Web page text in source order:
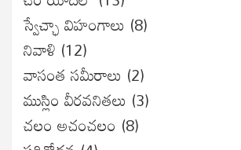
స్వేచ్ఛా విహంగాలు (8)
నివాళి (12)
వాసంత సమీరాలు (2)
ముస్లిం వీరవనితలు (3)
చలం అచంచలం (8)